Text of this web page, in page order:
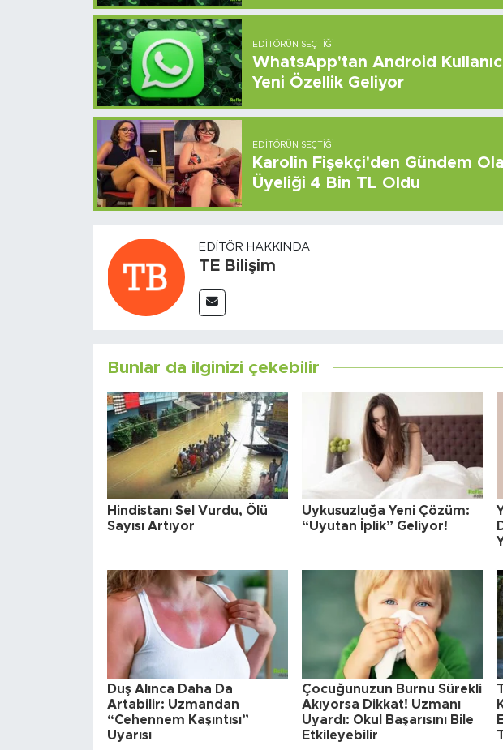
EDITÖRÜN SEÇTIĞI
WhatsApp'tan Android
Yeni Özellik Geliyor
EDITÖRÜN SEÇTIĞI
Karolin Fişekçi'den Gündem
Üyeliği 4 Bin TL Oldu
EDITÖR HAKKINDA
TE Bilişim
Bunlar da ilginizi çekebilir
Hindistanı Sel Vurdu, Ölü
Sayısı Artıyor
Uykusuzluğa Yeni Çözüm:
“Uyutan İplik” Geliyor!
Duş Alınca Daha Da
Artabilir: Uzmandan
“Cehennem Kaşıntısı”
Uyarısı
Çocuğunuzun Burnu Sürekli
Akıyorsa Dikkat! Uzmanı
Uyardı: Okul Başarısını Bile
Etkileyebilir